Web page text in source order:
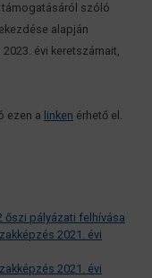
szóló
alapján
évi keretszámait,
ezen a linken érhető el.
őszi pályázati felhívása
2021. évi
2021. évi